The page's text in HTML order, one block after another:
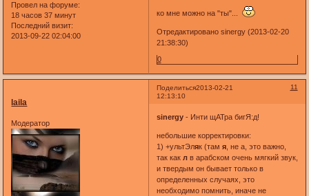
Провел на форуме:
18 часов 37 минут
Последний визит:
2013-09-22 02:04:00
ко мне можно на "ты"...
Отредактировано sinergy (2013-02-20
21:38:30)
0
Поделиться 11
2013-02-21
12:13:10
laila
Модератор
sinergy- Инти щАТра бигЯ:д!
небольшие корректировки:
1) +ультЭляк (там я, не а, это важно,
так как лв арабском очень мягкий звук,
и твердым он бывает только в
определенных случаях, это
необходимо помнить, иначе не